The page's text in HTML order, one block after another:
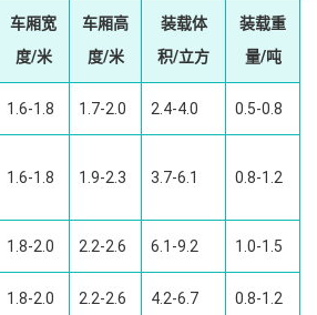
车厢宽
度/米
车厢高
度/米
装载体
积/立方
装载重
量/吨
1.6-1.8 1.7-2.0 2.4-4.0 0.5-0.8
1.6-1.8 1.9-2.3 3.7-6.1 0.8-1.2
1.8-2.0 2.2-2.6 6.1-9.2 1.0-1.5
1.8-2.0 2.2-2.6 4.2-6.7 0.8-1.2